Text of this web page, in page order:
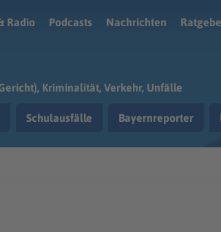
Radio Podcasts Nachrichten
Kriminalität, Verkehr, Unfälle
Schulausfälle Bayernreporter